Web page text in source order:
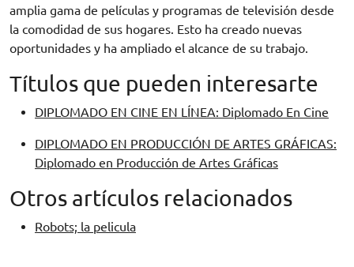
amplia gama de películas y programas de televisión desde
la comodidad de sus hogares. Esto ha creado nuevas
oportunidades y ha ampliado el alcance de su trabajo.
Títulos que pueden interesarte
DIPLOMADO EN CINE EN LÍNEA: Diplomado En Cine
DIPLOMADO EN PRODUCCIÓN DE ARTES GRÁFICAS:
Diplomado en Producción de Artes Gráficas
Otros artículos relacionados
Robots; la pelicula